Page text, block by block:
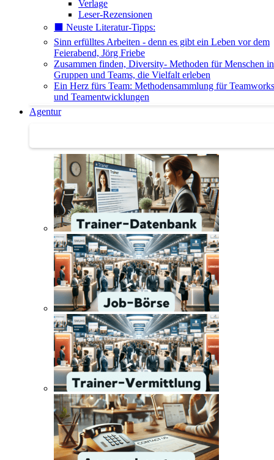
Verlage
Leser-Rezensionen
⬛️ Neuste Literatur-Tipps:
Sinn erfülltes Arbeiten - denn es gibt ein Leben vor dem
Feierabend, Jörg Friebe
Zusammen finden, Diversity- Methoden für Menschen in
Gruppen und Teams, die Vielfalt erleben
Ein Herz fürs Team: Methodensammlung für
und Teamentwicklungen
Agentur